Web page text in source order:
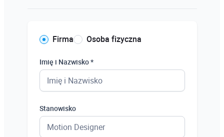
Firma Osoba fizyczna
Imię i Nazwisko *
Stanowisko